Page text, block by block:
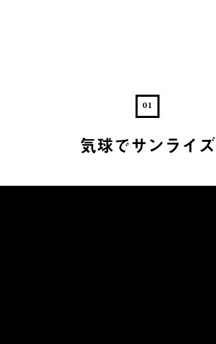
01
気球でサンライズ